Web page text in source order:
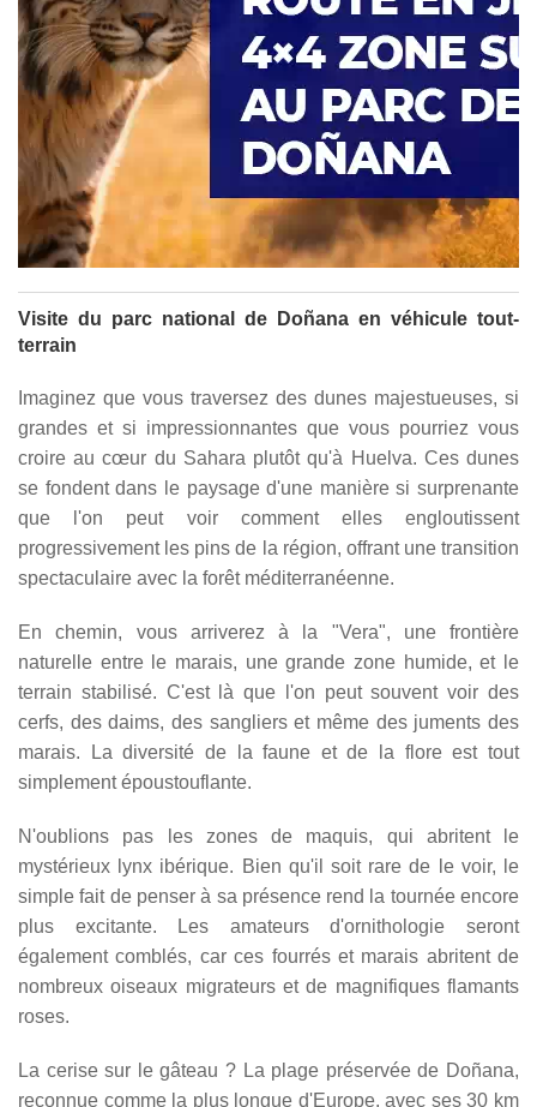
Visite du parc national de Doñana en véhicule tout-
terrain
Imaginez que vous traversez des dunes majestueuses, si
grandes et si impressionnantes que vous pourriez vous
croire au cœur du Sahara plutôt qu'à Huelva. Ces dunes
se fondent dans le paysage d'une manière si surprenante
que l'on peut voir comment elles engloutissent
progressivement les pins de la région, offrant une transition
spectaculaire avec la forêt méditerranéenne.
En chemin, vous arriverez à la "Vera", une frontière
naturelle entre le marais, une grande zone humide, et le
terrain stabilisé. C'est là que l'on peut souvent voir des
cerfs, des daims, des sangliers et même des juments des
marais. La diversité de la faune et de la flore est tout
simplement époustouflante.
N'oublions pas les zones de maquis, qui abritent le
mystérieux lynx ibérique. Bien qu'il soit rare de le voir, le
simple fait de penser à sa présence rend la tournée encore
plus excitante. Les amateurs d'ornithologie seront
également comblés, car ces fourrés et marais abritent de
nombreux oiseaux migrateurs et de magnifiques flamants
roses.
La cerise sur le gâteau ? La plage préservée de Doñana,
reconnue comme la plus longue d'Europe, avec ses 30 km